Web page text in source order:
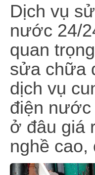
Dịch vụ
nước 24/
quan
sửa chữa
dịch vụ
điện nước
ở đâu giá
nghề cao,